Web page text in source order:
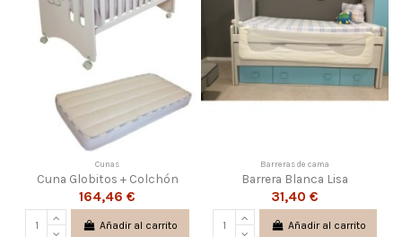
Cunas
Cuna Globitos + Colchón
164,46 €
Añadir al carrito
Barreras de cama
Barrera Blanca Lisa
31,40 €
Añadir al carrito